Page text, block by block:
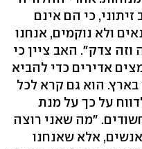
כי הם אינם
ולא נוקמים, אנחנו
צדק". האב ציין כי
אדירים כדי להביא
הוא גם קרא לכל
על כך על מנת
"מה שאני רוצה
אלא שאנחנו